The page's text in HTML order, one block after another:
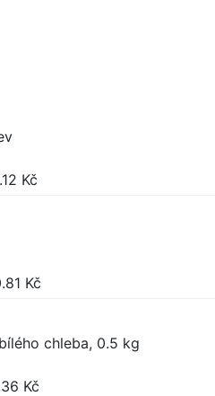
Kč
Kč
chleba, 0.5 kg
Kč